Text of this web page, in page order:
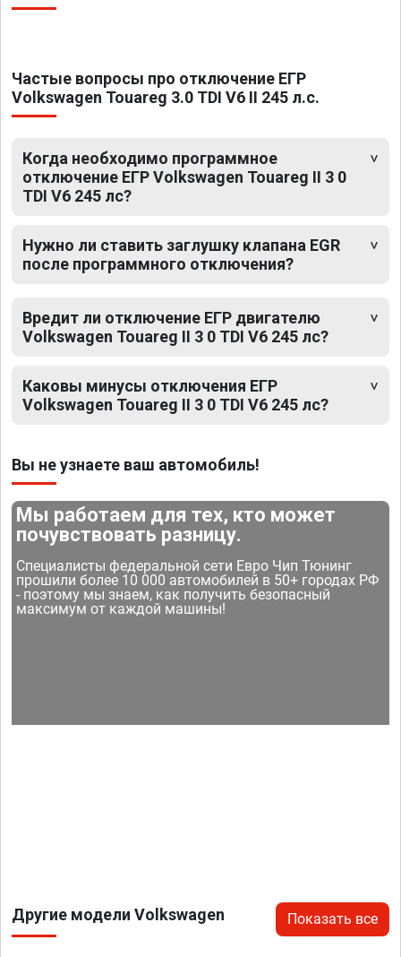
Частые вопросы про отключение ЕГР
Volkswagen Touareg 3.0 TDI V6 II 245 л.с.
Когда необходимо программное
отключение ЕГР Volkswagen Touareg II 3 0
TDI V6 245 лс?
Нужно ли ставить заглушку клапана EGR
после программного отключения?
Вредит ли отключение ЕГР двигателю
Volkswagen Touareg II 3 0 TDI V6 245 лс?
Каковы минусы отключения ЕГР
Volkswagen Touareg II 3 0 TDI V6 245 лс?
Вы не узнаете ваш автомобиль!
Мы работаем для тех, кто может
почувствовать разницу.
Специалисты федеральной сети Евро Чип Тюнинг
прошили более 10 000 автомобилей в 50+ городах РФ
- поэтому мы знаем, как получить безопасный
максимум от каждой машины!
Другие модели Volkswagen Показать все